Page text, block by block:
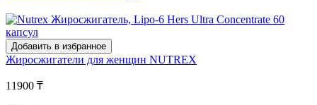
Добавить в избранное
Жиросжигатели для женщин NUTREX
11900 ₸